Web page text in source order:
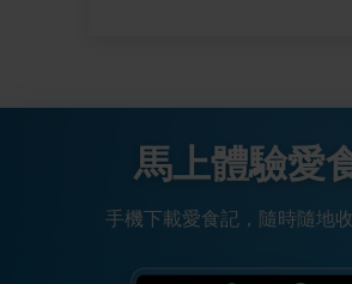
馬上體驗愛
手機下載愛食記，隨時隨地